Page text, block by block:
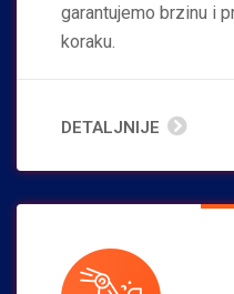
garantujemo brzinu i
koraku.
DETALJNIJE